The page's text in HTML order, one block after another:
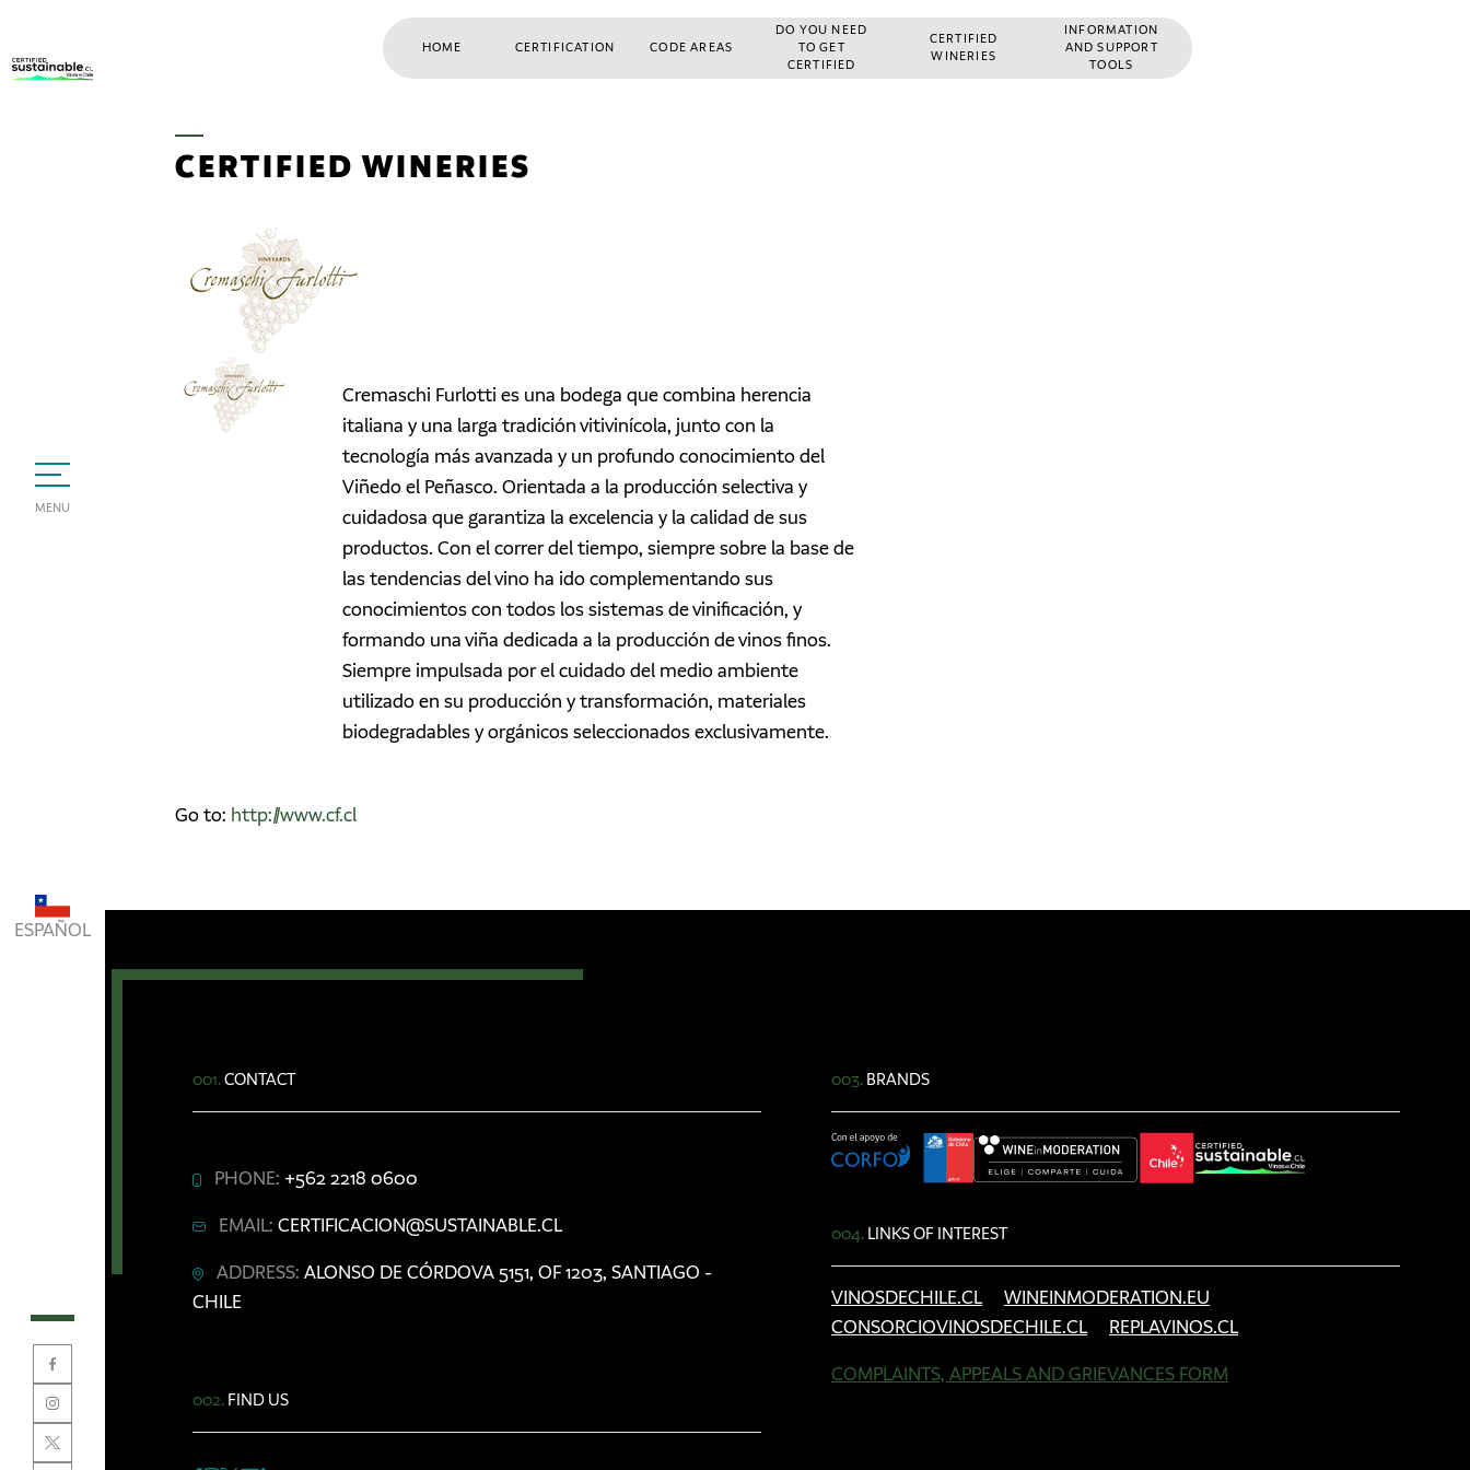
MENU
ESPAÑOL
HOME CERTIFICATION CODE AREAS
DO YOU NEED
TO GET
CERTIFIED
CERTIFIED
WINERIES
INFORMATION
AND SUPPORT
TOOLS
CERTIFIED WINERIES
Cremaschi Furlotti es una bodega que combina herencia
italiana y una larga tradición vitivinícola, junto con la
tecnología más avanzada y un profundo conocimiento del
Viñedo el Peñasco. Orientada a la producción selectiva y
cuidadosa que garantiza la excelencia y la calidad de sus
productos. Con el correr del tiempo, siempre sobre la base de
las tendencias del vino ha ido complementando sus
conocimientos con todos los sistemas de vinificación, y
formando una viña dedicada a la producción de vinos finos.
Siempre impulsada por el cuidado del medio ambiente
utilizado en su producción y transformación, materiales
biodegradables y orgánicos seleccionados exclusivamente.
Go to: http://www.cf.cl
001.CONTACT
PHONE: +562 2218 0600
EMAIL: CERTIFICACION@SUSTAINABLE.CL
ADDRESS: ALONSO DE CÓRDOVA 5151, OF 1203, SANTIAGO -
CHILE
002. FIND US
003. BRANDS
004. LINKS OF INTEREST
VINOSDECHILE.CL
WINEINMODERATION.EU
CONSORCIOVINOSDECHILE.CL
REPLAVINOS.CL
COMPLAINTS, APPEALS AND GRIEVANCES FORM